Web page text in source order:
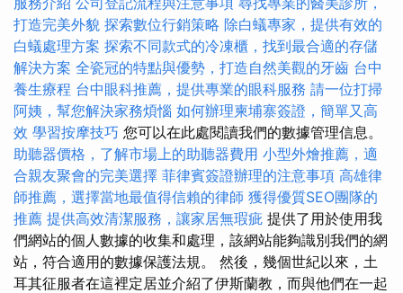
打造完美外貌 探索數位行銷策略 除白蟻專家，提供有效的
白蟻處理方案 探索不同款式的冷凍櫃，找到最合適的存儲
解決方案 全瓷冠的特點與優勢，打造自然美觀的牙齒 台中
養生療程 台中眼科推薦，提供專業的眼科服務 請一位打掃
阿姨，幫您解決家務煩惱 如何辦理柬埔寨簽證，簡單又高
效 學習按摩技巧 您可以在此處閱讀我們的數據管理信息。
助聽器價格，了解市場上的助聽器費用 小型外燴推薦，適
合親友聚會的完美選擇 菲律賓簽證辦理的注意事項 高雄律
師推薦，選擇當地最值得信賴的律師 獲得優質SEO團隊的
推薦 提供高效清潔服務，讓家居無瑕疵 提供了用於使用我
們網站的個人數據的收集和處理，該網站能夠識別我們的網
站，符合適用的數據保護法規。 然後，幾個世紀以來，土
耳其征服者在這裡定居並介紹了伊斯蘭教，而與他們在一起